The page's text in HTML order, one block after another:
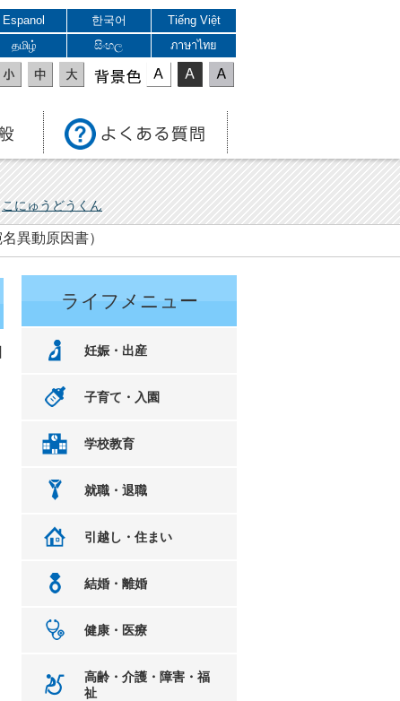
Espanol 한국어
Tiếng Việt
தமிழ் සිංහල ภาษาไทย
表示色
こにゅうどうくん
異動原因書）
ライフメニュー
妊娠・出産
子育て・入園
学校教育
就職・退職
引越し・住まい
結婚・離婚
健康・医療
高齢・介護・障害・福
祉